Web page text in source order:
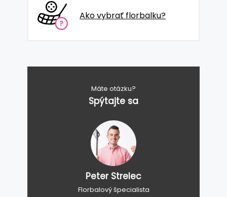
Ako vybrať florbalku?
Máte otázku?
Spýtajte sa
Peter Strelec
Florbalový špecialista